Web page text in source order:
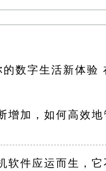
数字生活新体
加，如何高效地
件应运而生，它